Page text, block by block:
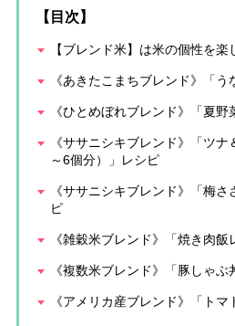
【目次】
【ブレンド米】は米の個性を
《あきたこまちブレンド》「
《ひとめぼれブレンド》「夏
《ササニシキブレンド》「ツ
～6個分）」レシピ
《ササニシキブレンド》「梅
ピ
《雑穀米ブレンド》「焼き肉
《複数米ブレンド》「豚しゃぶ
《アメリカ産ブレンド》「ト